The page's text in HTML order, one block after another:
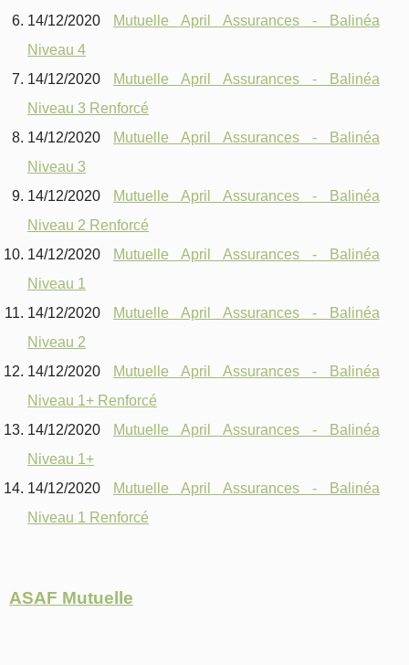
14/12/2020
Mutuelle April Assurances - Balinéa
Niveau 4
14/12/2020
Mutuelle April Assurances - Balinéa
Niveau 3 Renforcé
14/12/2020
Mutuelle April Assurances - Balinéa
Niveau 3
14/12/2020
Mutuelle April Assurances - Balinéa
Niveau 2 Renforcé
14/12/2020
Mutuelle April Assurances - Balinéa
Niveau 1
14/12/2020
Mutuelle April Assurances - Balinéa
Niveau 2
14/12/2020
Mutuelle April Assurances - Balinéa
Niveau 1+ Renforcé
14/12/2020
Mutuelle April Assurances - Balinéa
Niveau 1+
14/12/2020
Mutuelle April Assurances - Balinéa
Niveau 1 Renforcé
ASAF Mutuelle